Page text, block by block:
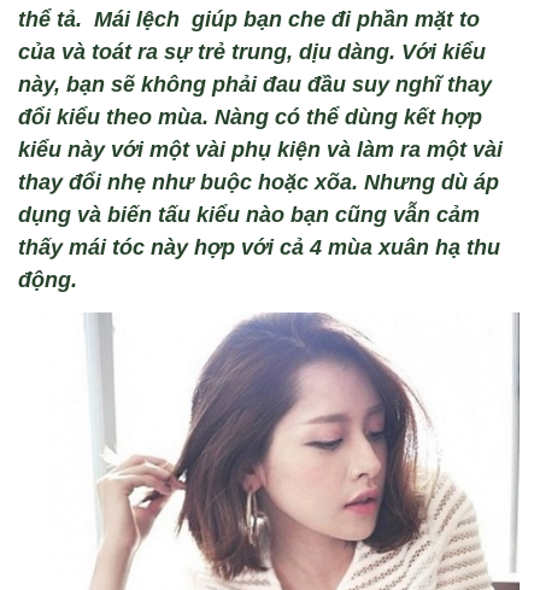
thể tả. Mái lệch giúp bạn che đi phần mặt to
của và toát ra sự trẻ trung, dịu dàng. Với kiểu
này, bạn sẽ không phải đau đầu suy nghĩ thay
đổi kiểu theo mùa. Nàng có thể dùng kết hợp
kiểu này với một vàiphụ kiện và làm ra một vài
thay đổi nhẹ như buộc hoặc xõa. Nhưng dù áp
dụng và biến tấu kiểu nào bạn cũng vẫn cảm
thấy mái tóc này hợp với cả 4 mùa xuân hạ thu
động.